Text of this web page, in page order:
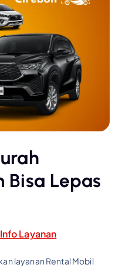
Bisa Lepas
Info Layanan
layanan Rental Mobil